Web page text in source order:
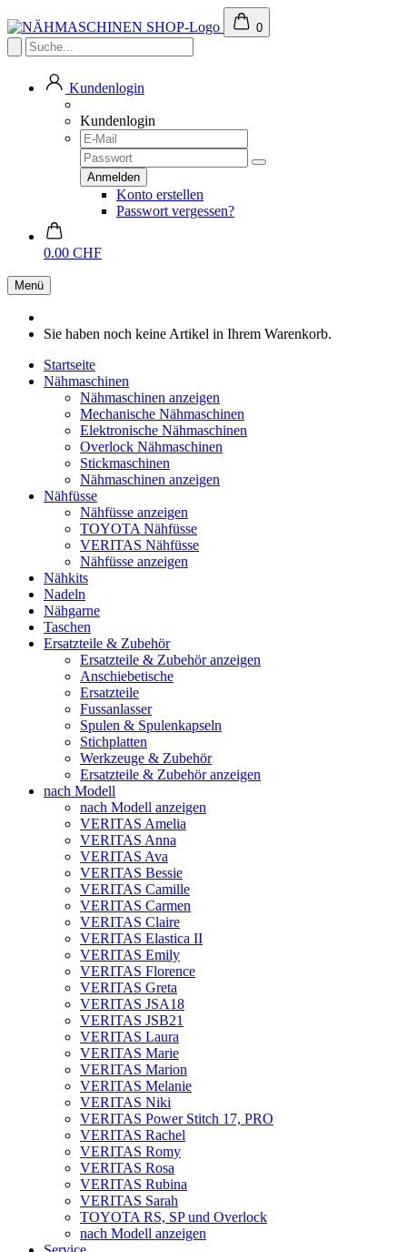
0
Kundenlogin
Kundenlogin
Konto erstellen
Passwort vergessen?
0.00 CHF
Menü
Sie haben noch keine Artikel in Ihrem Warenkorb.
Startseite
Nähmaschinen
Nähmaschinen anzeigen
Mechanische Nähmaschinen
Elektronische Nähmaschinen
Overlock Nähmaschinen
Stickmaschinen
Nähmaschinen anzeigen
Nähfüsse
Nähfüsse anzeigen
TOYOTA Nähfüsse
VERITAS Nähfüsse
Nähfüsse anzeigen
Nähkits
Nadeln
Nähgarne
Taschen
Ersatzteile & Zubehör
Ersatzteile & Zubehör anzeigen
Anschiebetische
Ersatzteile
Fussanlasser
Spulen & Spulenkapseln
Stichplatten
Werkzeuge & Zubehör
Ersatzteile & Zubehör anzeigen
nach Modell
nach Modell anzeigen
VERITAS Amelia
VERITAS Anna
VERITAS Ava
VERITAS Bessie
VERITAS Camille
VERITAS Carmen
VERITAS Claire
VERITAS Elastica II
VERITAS Emily
VERITAS Florence
VERITAS Greta
VERITAS JSA18
VERITAS JSB21
VERITAS Laura
VERITAS Marie
VERITAS Marion
VERITAS Melanie
VERITAS Niki
VERITAS Power Stitch 17, PRO
VERITAS Rachel
VERITAS Romy
VERITAS Rosa
VERITAS Rubina
VERITAS Sarah
TOYOTA RS, SP und Overlock
nach Modell anzeigen